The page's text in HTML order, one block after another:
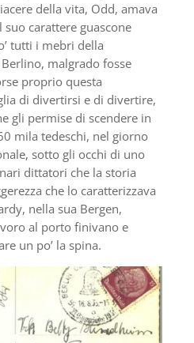
della vita, Odd, amava
carattere guascone
tutti i mebri della
malgrado fosse
proprio questa
di divertirsi e di divertire,
gli permise di scendere in
mila tedeschi, nel giorno
sotto gli occhi di uno
dittatori che la storia
che lo caratterizzava
nella sua Bergen,
al porto finivano e
un po’ la spina.